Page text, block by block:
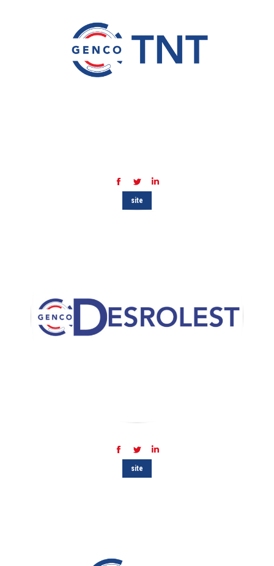
Facebook
TwitterLinkedIn
site
Facebook
TwitterLinkedIn
site